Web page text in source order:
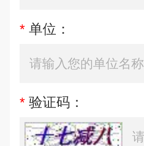
* 单位：
* 验证码：